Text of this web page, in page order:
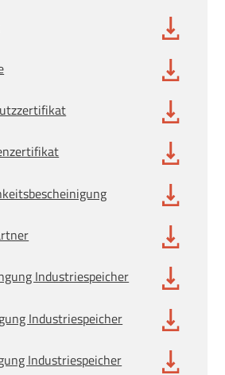
Industriespeicher
Industriespeicher
Industriespeicher